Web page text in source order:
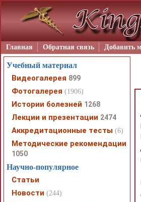
Главная Обратная связь Добавить
Учебный материал
Видеогалерея 899
Фотогалерея (1906)
Истории болезней 1268
Лекции и презентации 2474
Аккредитационные тесты (6)
Методические рекомендации
1050
Научно-популярное
Статьи
Новости (244)